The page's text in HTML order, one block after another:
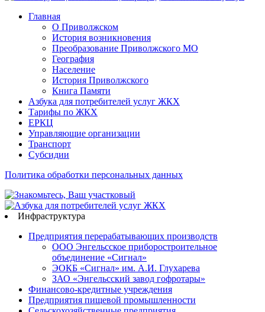
Главная
О Приволжском
История возникновения
Преобразование Приволжского МО
География
Население
История Приволжского
Книга Памяти
Азбука для потребителей услуг ЖКХ
Тарифы по ЖКХ
ЕРКЦ
Управляющие организации
Транспорт
Субсидии
Политика обработки персональных данных
Инфраструктура
Предприятия перерабатывающих производств
ООО Энгельсское приборостроительное
объединение «Сигнал»
ЭОКБ «Сигнал» им. А.И. Глухарева
ЗАО «Энгельсский завод гофротары»
Финансово-кредитные учреждения
Предприятия пищевой промышленности